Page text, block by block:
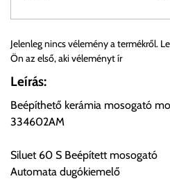
Személyes átvétel:
Önnek lehetősége van rendelését
ingyenesen átvenni Budapesti
előre egyeztetett időpontban.
Jelenleg nincs vélemény a termékről.
Ön az első, aki véleményt ír
Leírás:
Beépíthető kerámia mosogató
334602AM
Siluet 60 S Beépített mosogató
Automata dugókiemelő